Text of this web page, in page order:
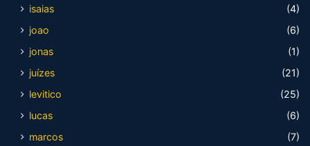
isaias
(4)
joao
(6)
jonas
(1)
juízes
(21)
levitico
(25)
lucas
(6)
marcos
(7)